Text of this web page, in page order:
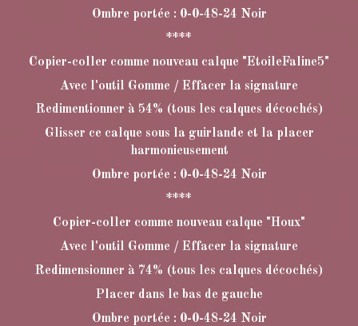
Ombre portée : 0-0-48-24 Noir
****
Copier-coller comme nouveau calque "EtoileFaline5"
Avec l'outil Gomme / Effacer la signature
Redimentionner à 54% (tous les calques décochés)
Glisser ce calque sous la guirlande et la placer
harmonieusement
Ombre portée : 0-0-48-24 Noir
****
Copier-coller comme nouveau calque "Houx"
Avec l'outil Gomme / Effacer la signature
Redimensionner à 74% (tous les calques décochés)
Placer dans le bas de gauche
Ombre portée : 0-0-48-24 Noir